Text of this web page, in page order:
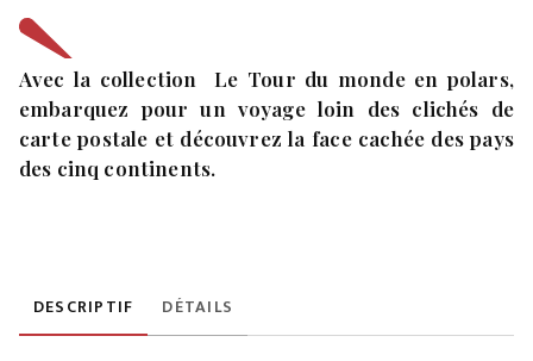
Avec la collection Le Tour du monde en polars,
embarquez pour un voyage loin des clichés de
carte postale et découvrez la face cachée des pays
des cinq continents.
DESCRIPTIF DÉTAILS